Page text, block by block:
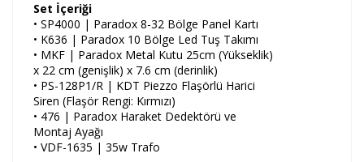
Set İçeriği
• SP4000 | Paradox 8-32 Bölge Panel Kartı
• K636 | Paradox 10 Bölge Led Tuş Takımı
• MKF | Paradox Metal Kutu 25cm (Yükseklik)
x 22 cm (genişlik) x 7.6 cm (derinlik)
• PS-128P1/R | KDT Piezzo Flaşörlü Harici
Siren (Flaşör Rengi: Kırmızı)
• 476 | Paradox Haraket Dedektörü ve
Montaj Ayağı
• VDF-1635 | 35w Trafo